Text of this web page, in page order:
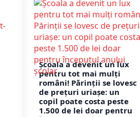
Școala a devenit un lux
pentru tot mai mulți
români! Părinții se lovesc
de prețuri uriașe: un
copil poate costa peste
1.500 de lei doar pentru